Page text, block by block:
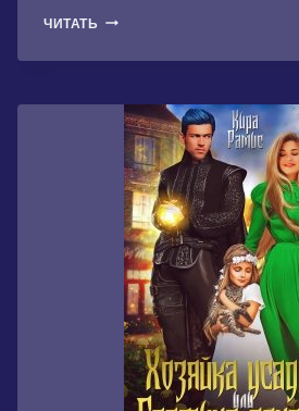
ЧИТАТЬ ТАВЕРНА
ДРАКОН»,
ПОД
ПРИКРЫТИЕМ